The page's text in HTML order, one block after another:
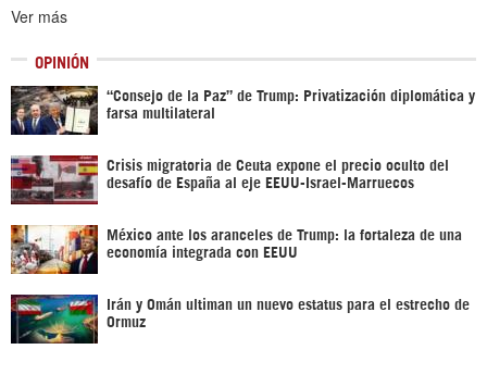
Ver más
OPINIÓN
“Consejo de la Paz” de Trump: Privatización diplomática y
farsa multilateral
Crisis migratoria de Ceuta expone el precio oculto del
desafío de España al eje EEUU-Israel-Marruecos
México ante los aranceles de Trump: la fortaleza de una
economía integrada con EEUU
Irán y Omán ultiman un nuevo estatus para el estrecho de
Ormuz